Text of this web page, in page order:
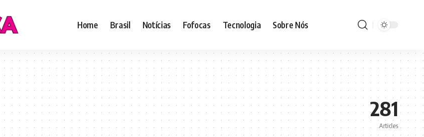
Home Brasil Notícias Fofocas Tecnologia Sobre Nós
281
Articles